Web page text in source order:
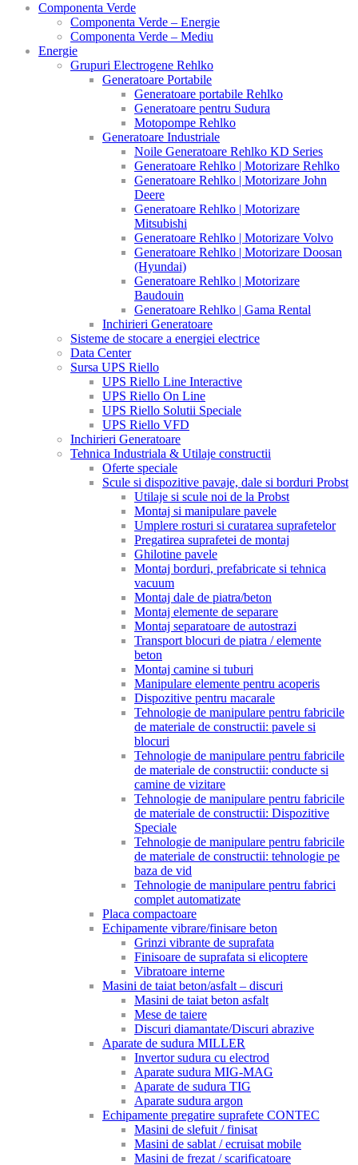
Componenta Verde
Componenta Verde – Energie
Componenta Verde – Mediu
Energie
Grupuri Electrogene Rehlko
Generatoare Portabile
Generatoare portabile Rehlko
Generatoare pentru Sudura
Motopompe Rehlko
Generatoare Industriale
Noile Generatoare Rehlko KD Series
Generatoare Rehlko | Motorizare Rehlko
Generatoare Rehlko | Motorizare John
Deere
Generatoare Rehlko | Motorizare
Mitsubishi
Generatoare Rehlko | Motorizare Volvo
Generatoare Rehlko | Motorizare Doosan
(Hyundai)
Generatoare Rehlko | Motorizare
Baudouin
Generatoare Rehlko | Gama Rental
Inchirieri Generatoare
Sisteme de stocare a energiei electrice
Data Center
Sursa UPS Riello
UPS Riello Line Interactive
UPS Riello On Line
UPS Riello Solutii Speciale
UPS Riello VFD
Inchirieri Generatoare
Tehnica Industriala & Utilaje constructii
Oferte speciale
Scule si dispozitive pavaje, dale si borduri Probst
Utilaje si scule noi de la Probst
Montaj si manipulare pavele
Umplere rosturi si curatarea suprafetelor
Pregatirea suprafetei de montaj
Ghilotine pavele
Montaj borduri, prefabricate si tehnica
vacuum
Montaj dale de piatra/beton
Montaj elemente de separare
Montaj separatoare de autostrazi
Transport blocuri de piatra / elemente
beton
Montaj camine si tuburi
Manipulare elemente pentru acoperis
Dispozitive pentru macarale
Tehnologie de manipulare pentru fabricile
de materiale de constructii: pavele si
blocuri
Tehnologie de manipulare pentru fabricile
de materiale de constructii: conducte si
camine de vizitare
Tehnologie de manipulare pentru fabricile
de materiale de constructii: Dispozitive
Speciale
Tehnologie de manipulare pentru fabricile
de materiale de constructii: tehnologie pe
baza de vid
Tehnologie de manipulare pentru fabrici
complet automatizate
Placa compactoare
Echipamente vibrare/finisare beton
Grinzi vibrante de suprafata
Finisoare de suprafata si elicoptere
Vibratoare interne
Masini de taiat beton/asfalt – discuri
Masini de taiat beton asfalt
Mese de taiere
Discuri diamantate/Discuri abrazive
Aparate de sudura MILLER
Invertor sudura cu electrod
Aparate sudura MIG-MAG
Aparate de sudura TIG
Aparate sudura argon
Echipamente pregatire suprafete CONTEC
Masini de slefuit / finisat
Masini de sablat / ecruisat mobile
Masini de frezat / scarificatoare